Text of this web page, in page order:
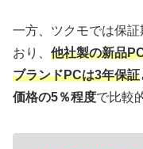
一方、ツクモでは保
おり、 他社製の新品
ブランドPCは3年保証
価格の5％程度で比較